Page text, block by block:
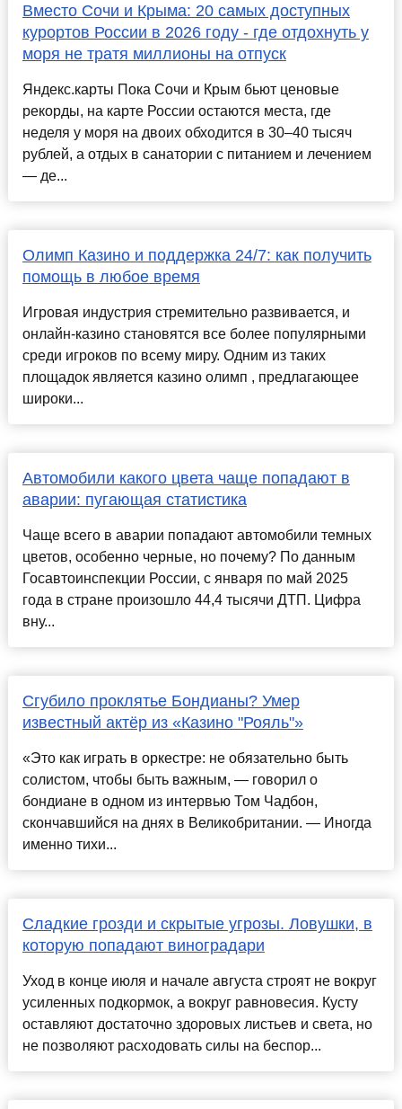
Вместо Сочи и Крыма: 20 самых доступных
курортов России в 2026 году - где отдохнуть у
моря не тратя миллионы на отпуск
Яндекс.карты Пока Сочи и Крым бьют ценовые
рекорды, на карте России остаются места, где
неделя у моря на двоих обходится в 30–40 тысяч
рублей, а отдых в санатории с питанием и лечением
— де...
Олимп Казино и поддержка 24/7: как получить
помощь в любое время
Игровая индустрия стремительно развивается, и
онлайн-казино становятся все более популярными
среди игроков по всему миру. Одним из таких
площадок является казино олимп , предлагающее
широки...
Автомобили какого цвета чаще попадают в
аварии: пугающая статистика
Чаще всего в аварии попадают автомобили темных
цветов, особенно черные, но почему? По данным
Госавтоинспекции России, с января по май 2025
года в стране произошло 44,4 тысячи ДТП. Цифра
вну...
Сгубило проклятье Бондианы? Умер
известный актёр из «Казино "Рояль"»
«Это как играть в оркестре: не обязательно быть
солистом, чтобы быть важным, — говорил о
бондиане в одном из интервью Том Чадбон,
скончавшийся на днях в Великобритании. — Иногда
именно тихи...
Сладкие грозди и скрытые угрозы. Ловушки, в
которую попадают виноградари
Уход в конце июля и начале августа строят не вокруг
усиленных подкормок, а вокруг равновесия. Кусту
оставляют достаточно здоровых листьев и света, но
не позволяют расходовать силы на беспор...